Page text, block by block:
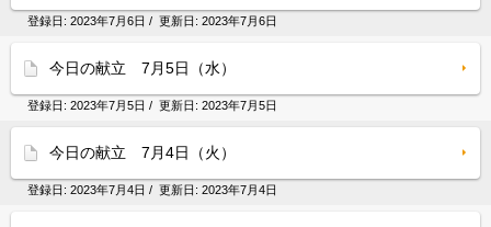
登録日: 2023年7月6日 / 更新日: 2023年7月6日
今日の献立 7月5日（水）
登録日: 2023年7月5日 / 更新日: 2023年7月5日
今日の献立 7月4日（火）
登録日: 2023年7月4日 / 更新日: 2023年7月4日